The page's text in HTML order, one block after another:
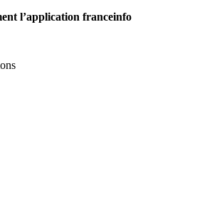
l’application franceinfo